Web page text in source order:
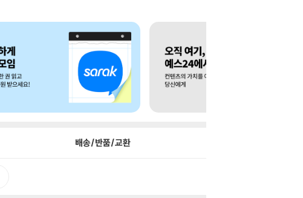
배송/반품/교환